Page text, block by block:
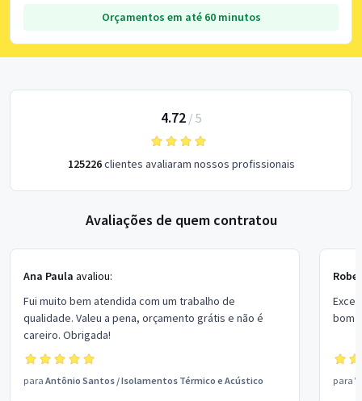
Orçamentos em até 60 minutos
4.72/ 5
125226clientes avaliaram nossos profissionais
Avaliações de quem contratou
Ana Paula avaliou:
Fui muito bem atendida com um trabalho de
qualidade. Valeu a pena, orçamento grátis e não é
careiro. Obrigada!
para Antônio Santos /Isolamentos Térmico e Acústico
bom
para